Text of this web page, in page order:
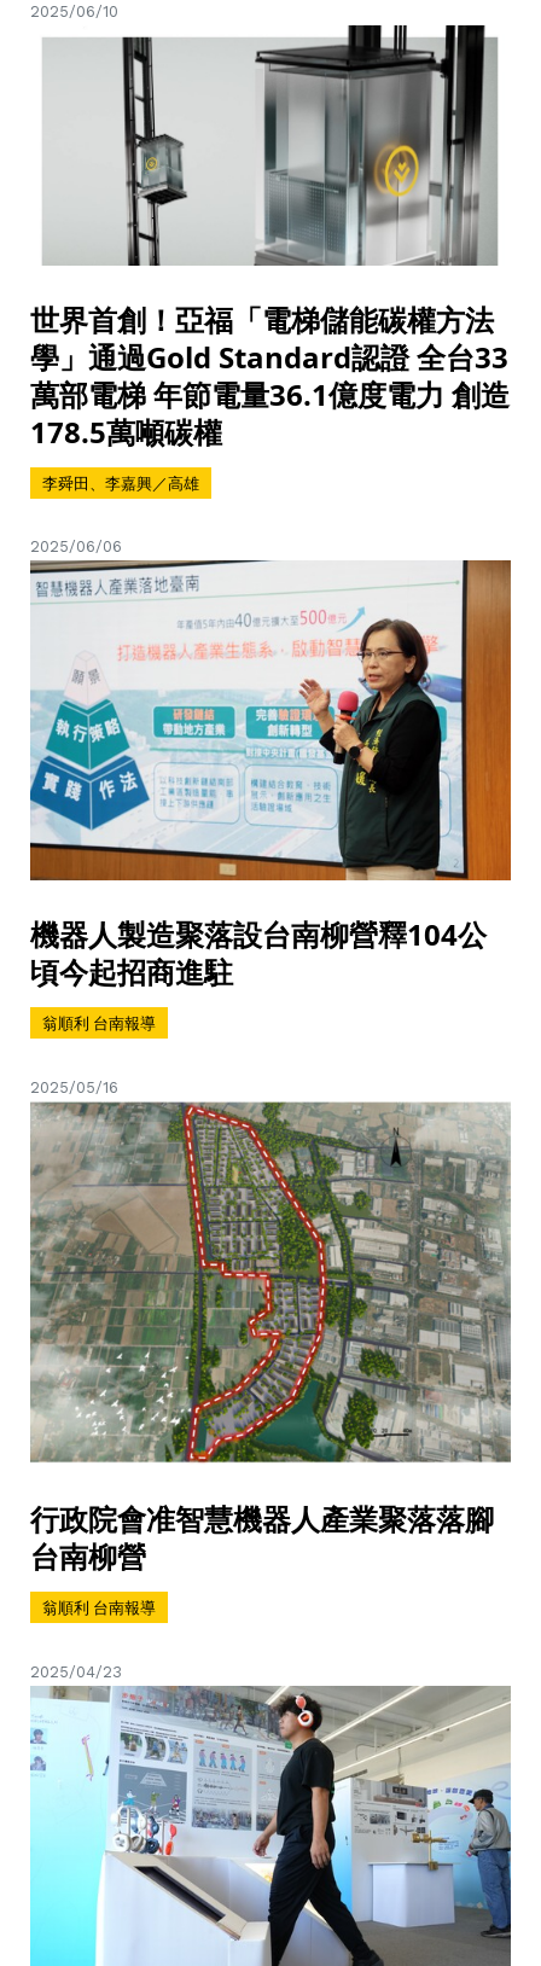
2025/06/10
世界首創！亞福「電梯儲能碳權方法
學」通過Gold Standard認證 全台33
萬部電梯 年節電量36.1億度電力 創造
178.5萬噸碳權
李舜田、李嘉興／高雄
2025/06/06
機器人製造聚落設台南柳營釋104公
頃今起招商進駐
翁順利 台南報導
2025/05/16
行政院會准智慧機器人產業聚落落腳
台南柳營
翁順利 台南報導
2025/04/23